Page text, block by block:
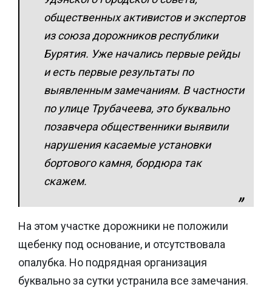
общественных активистов и экспертов
из союза дорожников республики
Бурятия. Уже начались первые рейды
и есть первые результаты по
выявленным замечаниям. В частности
по улице Трубачеева, это буквально
позавчера общественники выявили
нарушения касаемые установки
бортового камня, бордюра так
скажем.
На этом участке дорожники не положили
щебенку под основание, и отсутствовала
опалубка. Но подрядная организация
буквально за сутки устранила все замечания.